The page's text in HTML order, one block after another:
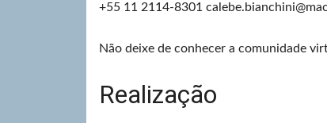
+55 11 2114-8301
Não deixe de conhecer a comunidade
Realização